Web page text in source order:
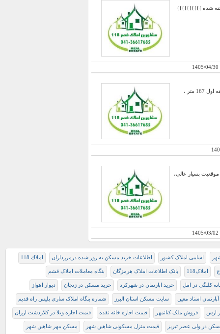
1405/04/30
فروش یک باب حیاط دو نبش جنوبی با چهار طبقه مسکونی ، طبقه همکف 150 متر با 17 متر پارکینگ اختصاصی ، طبقه اول 167 متر ،
بسیار عالی،
1405/03/02
اسامی املاک کشور اطلاعات خرید مسکن به روز شده درمرزداران املاك 118
املاک118 بانک اطلاعات املاک هرمزگان بنگاه معاملات املاک قشم
کلنگی در امل خرید اپارتمان در شهرکرد خرید مسکن در زنجان دیوار اهواز
استاد معین سایت مسکن استان البرز شماره بنگاه املاک ساری پلیس راه قدیم
ارس فروش ملک کیانمهر قیمت اجاره خانه نقده قیمت اجاره ویلا در کلاردشت ارزان
در ولی عصر تبریز قیمت منزل مسکونی شاهین شهر مسکن مهر شاهین شهر